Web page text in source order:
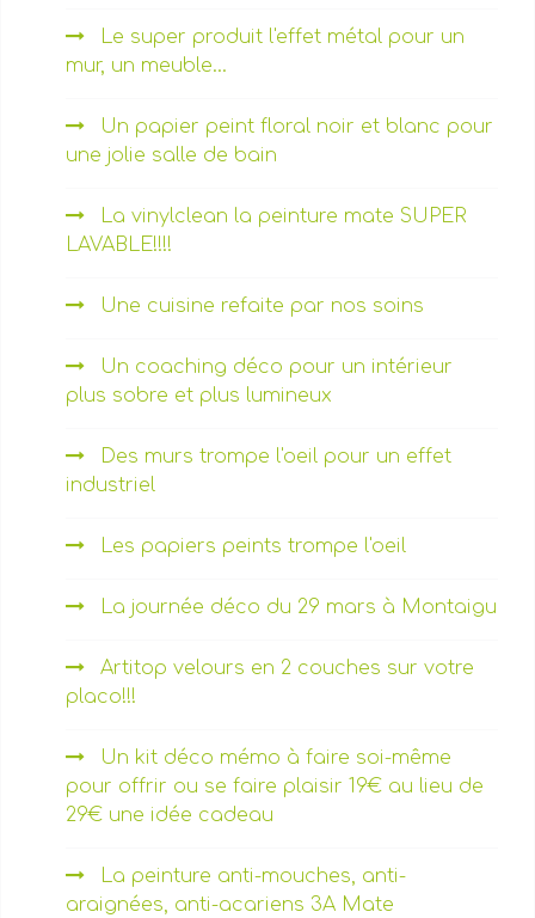
Le super produit l'effet métal pour un
mur, un meuble...
Un papier peint floral noir et blanc pour
une jolie salle de bain
La vinylclean la peinture mate SUPER
LAVABLE!!!!
Une cuisine refaite par nos soins
Un coaching déco pour un intérieur
plus sobre et plus lumineux
Des murs trompe l'oeil pour un effet
industriel
Les papiers peints trompe l'oeil
La journée déco du 29 mars à Montaigu
Artitop velours en 2 couches sur votre
placo!!!
Un kit déco mémo à faire soi-même
pour offrir ou se faire plaisir 19€ au lieu de
29€ une idée cadeau
La peinture anti-mouches, anti-
araignées, anti-acariens 3A Mate